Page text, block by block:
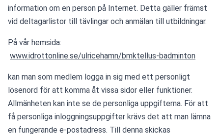
information om en person på Internet. Detta gäller främst
vid deltagarlistor till tävlingar och anmälan till utbildningar.
På vår hemsida:
www.idrottonline.se/ulricehamn/bmktellus-badminton
kan man som medlem logga in sig med ett personligt
lösenord för att komma åt vissa sidor eller funktioner.
Allmänheten kan inte se de personliga uppgifterna. För att
få personliga inloggningsuppgifter krävs det att man lämna
en fungerande e-postadress. Till denna skickas